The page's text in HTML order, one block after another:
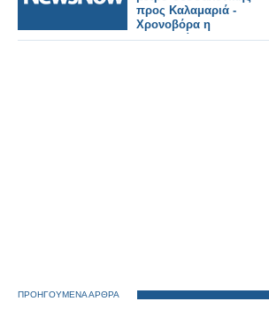
προς Καλαμαριά -
Χρονοβόρα η
διαδικασία για τις
ΠΡΟΗΓΟΥΜΕΝΑ ΑΡΘΡΑ